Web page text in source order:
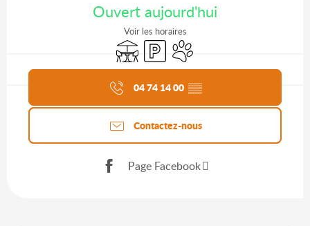
Ouvert aujourd'hui
Voir les horaires
TerrasseParkingAnimaux acceptés
Agenda du moment
04 74 14 00 ▒▒
Contactez-nous
Page Facebook